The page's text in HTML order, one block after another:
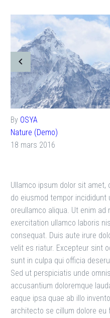
By OSYA
Nature (Demo)
18 mars 2016
Ullamco ipsum dolor sit
do eiusmod tempor incididunt
oreullamco aliqua. Ut enim ad
exercitation ullamco laboris
consequat. Duis aute irure
velit es riatur. Excepteur sint
sunt in culpa qui officia
Sed ut perspiciatis unde
accusantium doloremque
eaque ipsa quae ab illo
architecto se cillum dolore eu